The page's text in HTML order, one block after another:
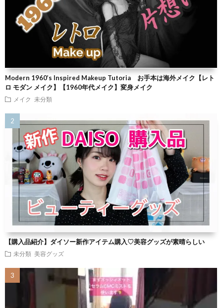
Modern 1960’s Inspired Makeup Tutoria お手本は海外メイク【レト
ロ モダン メイク】【1960年代メイク】変身メイク
メイク 未分類
【購入品紹介】ダイソー新作アイテム購入♡美容グッズが素晴らしい
未分類 美容グッズ